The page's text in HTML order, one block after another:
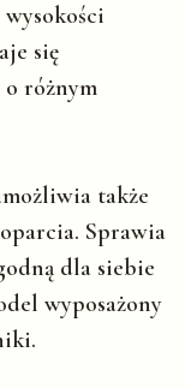
się
różnym
także
Sprawia
dla siebie
wyposażony